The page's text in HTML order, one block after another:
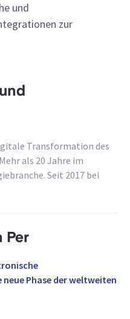
und
zur
Transformation des
als 20 Jahre im
Seit 2017 bei
Per
Phase der weltweiten